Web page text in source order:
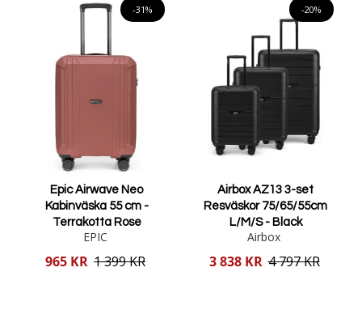
både affärsresor och semester.
Att resa med en kabinväska innebär att du kan undvika besväret
med incheckning och istället njuta av en snabbare och smidigare
resa. Våra kabinväskor är designade för att vara både praktiska
och stilfulla, vilket gör dem till det perfekta valet för smidiga och
bekväma resor. Upptäck vårt utbud och hitta den perfekta väskan
-31%
Epic Airwave Neo
Kabinväska 55 cm -
Terrakotta Rose
EPIC
Reducerat
965 KR 1 399 KR
-20%
Airbox AZ13 3-set
Resväskor 75/65/55cm
L/M/S - Black
Airbox
Reducerat
3 838 KR 4 797 KR